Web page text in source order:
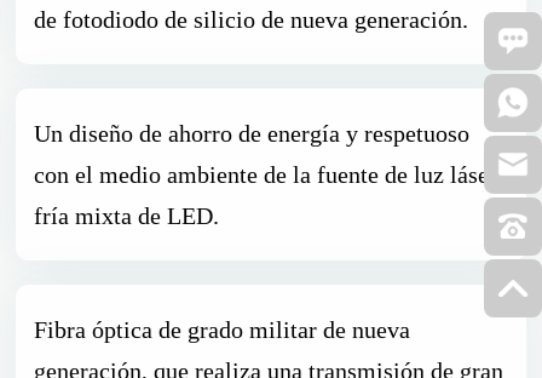
de fotodiodo de silicio de nueva generación.
Un diseño de ahorro de energía y respetuoso
con el medio ambiente de la fuente de luz láser
fría mixta de LED.
Fibra óptica de grado militar de nueva
generación, que realiza una transmisión de gran